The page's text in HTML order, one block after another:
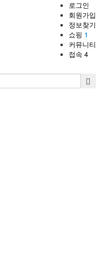
로그인
회원가입
정보찾기
쇼핑 1
커뮤니티
접속 4